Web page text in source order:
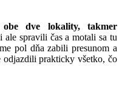
dve lokality, takmer
spravili čas a motali sa tu
pol dňa zabili presunom a
odjazdili prakticky všetko, čo